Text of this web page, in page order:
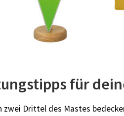
für
Drittel des Mastes